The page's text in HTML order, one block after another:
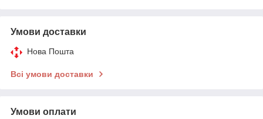
Умови доставки
Нова Пошта
Всі умови доставки
Умови оплати